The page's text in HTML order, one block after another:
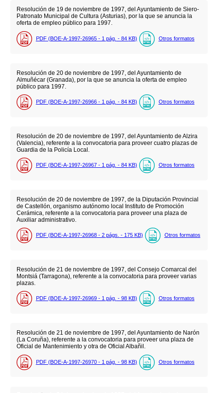
Resolución de 19 de noviembre de 1997, del Ayuntamiento de Siero-
Patronato Municipal de Cultura (Asturias), por la que se anuncia la
oferta de empleo público para 1997.
PDF (BOE-A-1997-26965 - 1 pág. - 84 KB) Otros formatos
Resolución de 20 de noviembre de 1997, del Ayuntamiento de
Almuñécar (Granada), por la que se anuncia la oferta de empleo
público para 1997.
PDF (BOE-A-1997-26966 - 1 pág. - 84 KB) Otros formatos
Resolución de 20 de noviembre de 1997, del Ayuntamiento de Alzira
(Valencia), referente a la convocatoria para proveer cuatro plazas de
Guardia de la Policía Local.
PDF (BOE-A-1997-26967 - 1 pág. - 84 KB) Otros formatos
Resolución de 20 de noviembre de 1997, de la Diputación Provincial
de Castellón, organismo autónomo local Instituto de Promoción
Cerámica, referente a la convocatoria para proveer una plaza de
Auxiliar administrativo.
PDF (BOE-A-1997-26968 - 2 págs. - 175 KB) Otros formatos
Resolución de 21 de noviembre de 1997, del Consejo Comarcal del
Montsiá (Tarragona), referente a la convocatoria para proveer varias
plazas.
PDF (BOE-A-1997-26969 - 1 pág. - 98 KB) Otros formatos
Resolución de 21 de noviembre de 1997, del Ayuntamiento de Narón
(La Coruña), referente a la convocatoria para proveer una plaza de
Oficial de Mantenimiento y otra de Oficial Albañil.
PDF (BOE-A-1997-26970 - 1 pág. - 98 KB) Otros formatos